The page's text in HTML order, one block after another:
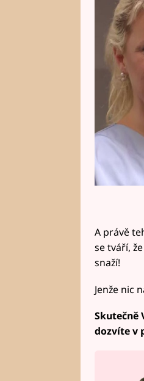
psem.
A právě
se tváří,
snaží!
Jenže nic
Skutečně
dozvíte v